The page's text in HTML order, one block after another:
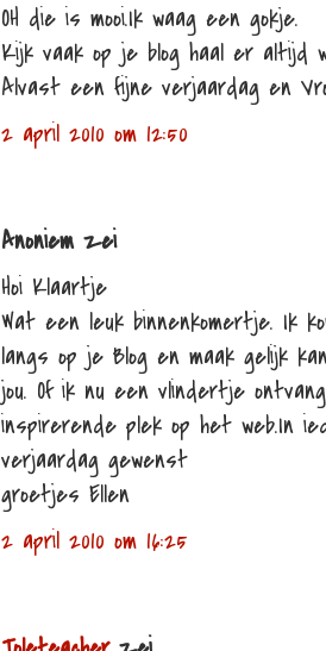
OH die is mooi.Ik waag een gokje.
Kijk vaak op je blog haal er altijd
Alvast een fijne verjaardag en
2 april 2010 om 12:50
Anoniem zei
Hoi Klaartje
Wat een leuk binnenkomertje. Ik
langs op je Blog en maak gelijk
jou. Of ik nu een vlindertje
inspirerende plek op het web.In
verjaardag gewenst
groetjes Ellen
2 april 2010 om 16:25